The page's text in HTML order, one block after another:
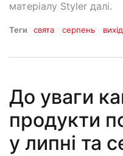
матеріалу Styler далі.
Теги свята серпень
До уваги
продукти
у липні та